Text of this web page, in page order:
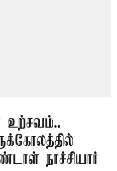
உற்சவம்..
நாச்சியார்